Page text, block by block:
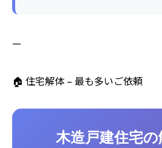
—
🏠 住宅解体 – 最も多いご依頼
木造戸建住宅